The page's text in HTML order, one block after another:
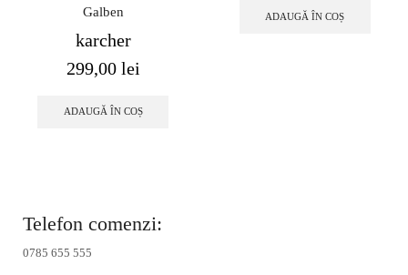
Galben
karcher
299,00 lei
ADAUGĂ ÎN COȘ
ADAUGĂ ÎN COȘ
Telefon comenzi:
0785 655 555